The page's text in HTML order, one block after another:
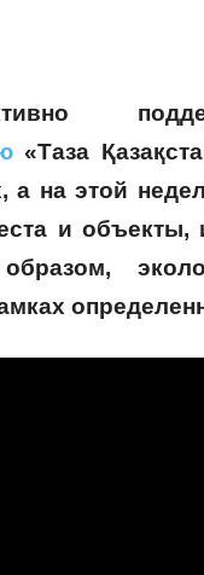
«Таза
а на этой
и